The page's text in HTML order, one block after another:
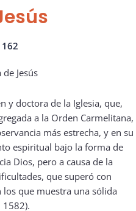
y doctora de la Iglesia, que,
a la Orden Carmelitana,
más estrecha, y en su
espiritual bajo la forma de
Dios, pero a causa de la
que superó con
que muestra una sólida
1582).